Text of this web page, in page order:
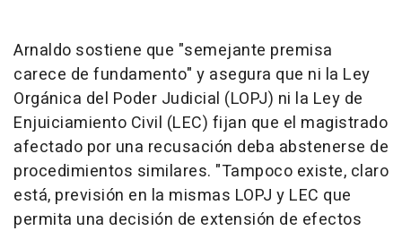
Arnaldo sostiene que "semejante premisa
carece de fundamento" y asegura que ni la Ley
Orgánica del Poder Judicial (LOPJ) ni la Ley de
Enjuiciamiento Civil (LEC) fijan que el magistrado
afectado por una recusación deba abstenerse de
procedimientos similares. "Tampoco existe, claro
está, previsión en la mismas LOPJ y LEC que
permita una decisión de extensión de efectos